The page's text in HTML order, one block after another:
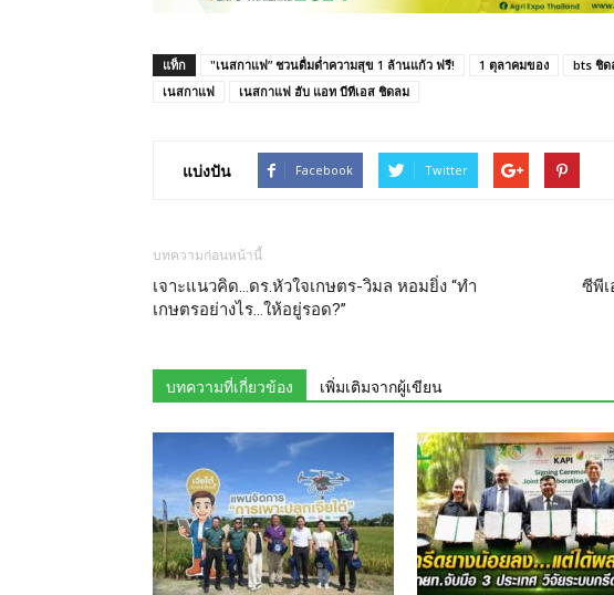
แท็ก "เนสกาแฟ” ชวนดื่มด่ำความสุข 1 ล้านแก้ว ฟรี! 1 ตุลาคมของ bts ชิด
เนสกาแฟ
เนสกาแฟ ฮับ แอท บีทีเอส ชิดลม
แบ่งปัน Facebook Twitter
บทความก่อนหน้านี้
เจาะแนวคิด…ดร.หัวใจเกษตร-วิมล หอมยิ่ง “ทำ
เกษตรอย่างไร…ให้อยู่รอด?”
ซีพี
บทความที่เกี่ยวข้อง เพิ่มเติมจากผู้เขียน